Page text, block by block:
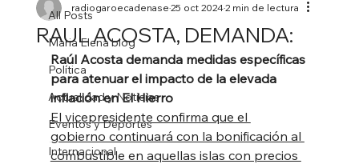
All Posts
Maria Elena blog
Política
Actualidad y Noticias
Eventos y Deportes
Internacional
RAUL ACOSTA, DEMANDA:
radiogaroecadenase25 oct 20242 min de lectura
Raúl Acosta demanda medidas específicas
para atenuar el impacto de la elevada
inflación en El Hierro
El vicepresidente confirma que el
gobierno continuará con la bonificación al
combustible en aquellas islas con precios